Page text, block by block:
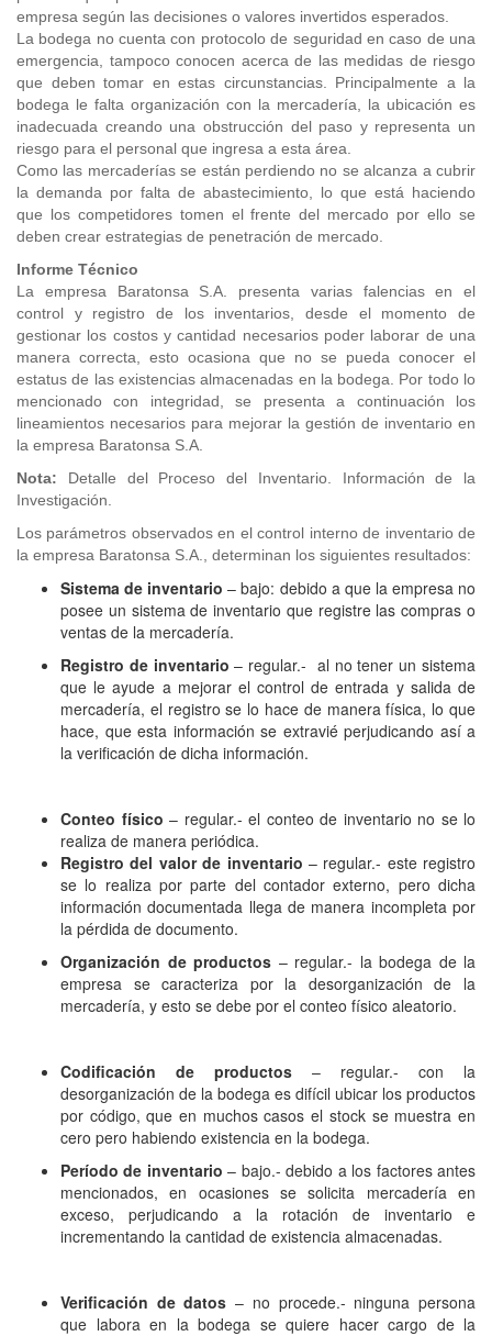
empresa según las decisiones o valores invertidos esperados.
La bodega no cuenta con protocolo de seguridad en caso de una
emergencia, tampoco conocen acerca de las medidas de riesgo
que deben tomar en estas circunstancias. Principalmente a la
bodega le falta organización con la mercadería, la ubicación es
inadecuada creando una obstrucción del paso y representa un
riesgo para el personal que ingresa a esta área.
Como las mercaderías se están perdiendo no se alcanza a cubrir
la demanda por falta de abastecimiento, lo que está haciendo
que los competidores tomen el frente del mercado por ello se
deben crear estrategias de penetración de mercado.
Informe Técnico
La empresa Baratonsa S.A. presenta varias falencias en el
control y registro de los inventarios, desde el momento de
gestionar los costos y cantidad necesarios poder laborar de una
manera correcta, esto ocasiona que no se pueda conocer el
estatus de las existencias almacenadas en la bodega. Por todo lo
mencionado con integridad, se presenta a continuación los
lineamientos necesarios para mejorar la gestión de inventario en
la empresa Baratonsa S.A.
Nota: Detalle del Proceso del Inventario. Información de la
Investigación.
Los parámetros observados en el control interno de inventario de
la empresa Baratonsa S.A., determinan los siguientes resultados:
Sistema de inventario – bajo: debido a que la empresa no
posee un sistema de inventario que registre las compras o
ventas de la mercadería.
Registro de inventario – regular.- al no tener un sistema
que le ayude a mejorar el control de entrada y salida de
mercadería, el registro se lo hace de manera física, lo que
hace, que esta información se extravié perjudicando así a
la verificación de dicha información.
Conteo físico – regular.- el conteo de inventario no se lo
realiza de manera periódica.
Registro del valor de inventario – regular.- este registro
se lo realiza por parte del contador externo, pero dicha
información documentada llega de manera incompleta por
la pérdida de documento.
Organización de productos – regular.- la bodega de la
empresa se caracteriza por la desorganización de la
mercadería, y esto se debe por el conteo físico aleatorio.
Codificación de productos – regular.- con la
desorganización de la bodega es difícil ubicar los productos
por código, que en muchos casos el stock se muestra en
cero pero habiendo existencia en la bodega.
Período de inventario – bajo.- debido a los factores antes
mencionados, en ocasiones se solicita mercadería en
exceso, perjudicando a la rotación de inventario e
incrementando la cantidad de existencia almacenadas.
Verificación de datos – no procede.- ninguna persona
que labora en la bodega se quiere hacer cargo de la